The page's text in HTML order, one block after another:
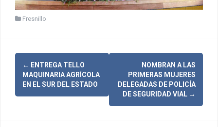
Fresnillo
N← ENTREGA TELLO
MAQUINARIA AGRÍCOLA
EN EL SUR DEL ESTADO
NOMBRAN A LAS
PRIMERAS MUJERES
DELEGADAS DE POLICÍA
DE SEGURIDAD VIAL →